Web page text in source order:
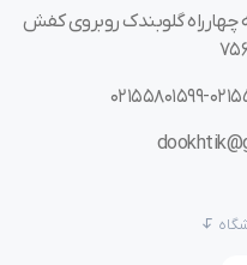
چهارراه گلوبندک روبروی کفش